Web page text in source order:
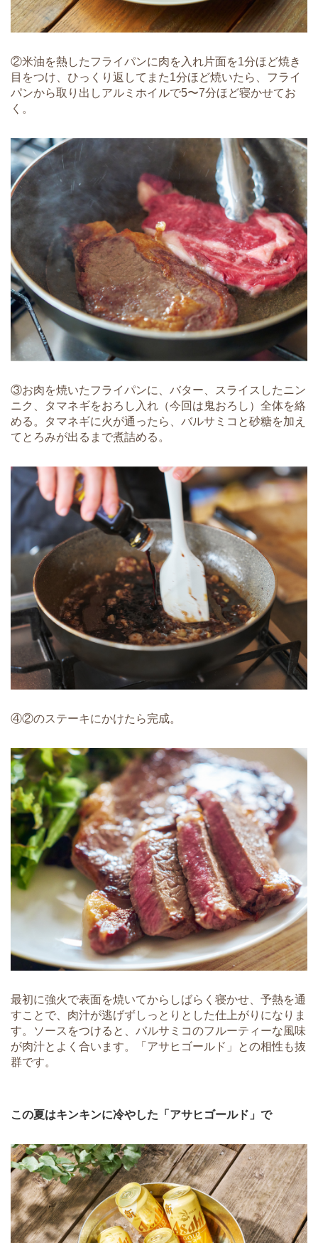
②米油を熱したフライパンに肉を入れ片面を1分ほど焼き
目をつけ、ひっくり返してまた1分ほど焼いたら、フライ
パンから取り出しアルミホイルで5〜7分ほど寝かせてお
く。
③お肉を焼いたフライパンに、バター、スライスしたニン
ニク、タマネギをおろし入れ（今回は鬼おろし）全体を絡
める。タマネギに火が通ったら、バルサミコと砂糖を加え
てとろみが出るまで煮詰める。
④②のステーキにかけたら完成。
最初に強火で表面を焼いてからしばらく寝かせ、予熱を通
すことで、肉汁が逃げずしっとりとした仕上がりになりま
す。ソースをつけると、バルサミコのフルーティーな風味
が肉汁とよく合います。「アサヒゴールド」との相性も抜
群です。
この夏はキンキンに冷やした「アサヒゴールド」で